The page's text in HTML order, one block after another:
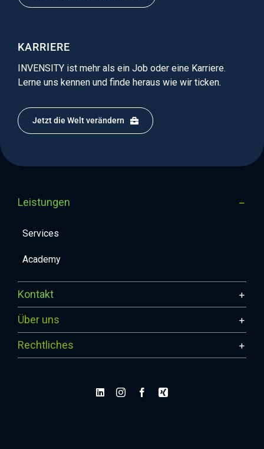
KARRIERE
INVENSITY ist mehr als ein Job oder eine Karriere.
Lerne uns kennen und finde heraus wie wir ticken.
Jetzt die Welt verändern
Leistungen
Services
Academy
Kontakt
Über uns
Rechtliches